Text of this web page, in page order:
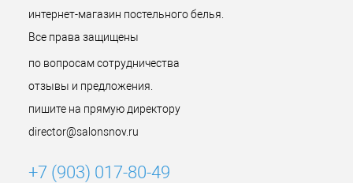
интернет-магазин постельного белья.
Все права защищены
по вопросам сотрудничества
отзывы и предложения.
пишите на прямую директору
director@salonsnov.ru
+7 (903) 017-80-49